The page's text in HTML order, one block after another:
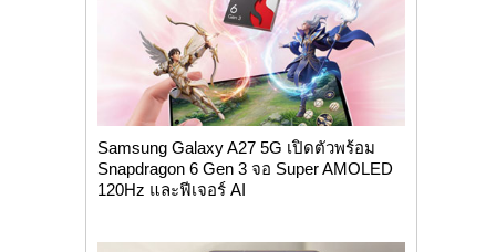
Samsung Galaxy A27 5G เปิดตัวพร้อม
Snapdragon 6 Gen 3 จอ Super AMOLED
120Hz และฟีเจอร์ AI